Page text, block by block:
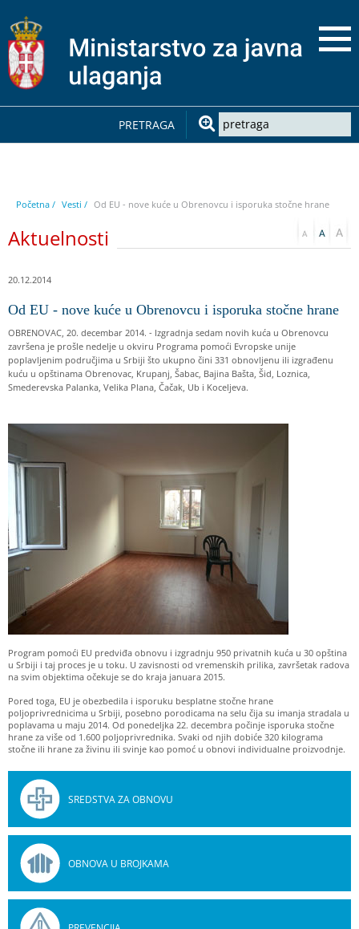
PRETRAGA
Početna / Vesti / Od EU - nove kuće u Obrenovcu i isporuka stočne hrane
Aktuelnosti
20.12.2014
Od EU - nove kuće u Obrenovcu i isporuka stočne hrane
OBRENOVAC, 20. decembar 2014. - Izgradnja sedam novih kuća u Obrenovcu
završena je prošle nedelje u okviru Programa pomoći Evropske unije
poplavljenim područjima u Srbiji što ukupno čini 331 obnovljenu ili izgrađenu
kuću u opštinama Obrenovac, Krupanj, Šabac, Bajina Bašta, Šid, Loznica,
Smederevska Palanka, Velika Plana, Čačak, Ub i Koceljeva.
Program pomoći EU predviđa obnovu i izgradnju 950 privatnih kuća u 30 opština
u Srbiji i taj proces je u toku. U zavisnosti od vremenskih prilika, završetak radova
na svim objektima očekuje se do kraja januara 2015.
Pored toga, EU je obezbedila i isporuku besplatne stočne hrane
poljoprivrednicima u Srbiji, posebno porodicama na selu čija su imanja stradala u
poplavama u maju 2014. Od ponedeljka 22. decembra počinje isporuka stočne
hrane za više od 1.600 poljoprivrednika. Svaki od njih dobiće 320 kilograma
stočne ili hrane za živinu ili svinje kao pomoć u obnovi individualne proizvodnje.
SREDSTVA ZA OBNOVU
OBNOVA U BROJKAMA